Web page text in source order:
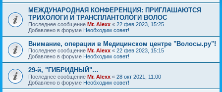
МЕЖДУНАРОДНАЯ КОНФЕРЕНЦИЯ: ПРИГЛАШАЮТСЯ
ТРИХОЛОГИ И ТРАНСПЛАНТОЛОГИ ВОЛОС
Последнее сообщение Mr. Alexx « 22 фев 2023, 15:25
Добавлено в форуме Необходим совет!
Внимание, операции в Медицинском центре "Волосы.ру"!
Последнее сообщение Mr. Alexx « 22 фев 2023, 15:15
Добавлено в форуме Необходим совет!
29-й, "ГИБРИДНЫЙ"…
Последнее сообщение Mr. Alexx « 28 окт 2021, 11:00
Добавлено в форуме Необходим совет!